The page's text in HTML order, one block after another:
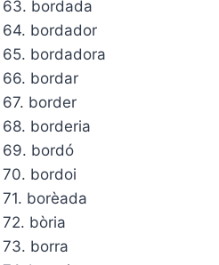
63. bordada
64. bordador
65. bordadora
66. bordar
67. border
68. borderia
69. bordó
70. bordoi
71. borèada
72. bòria
73. borra